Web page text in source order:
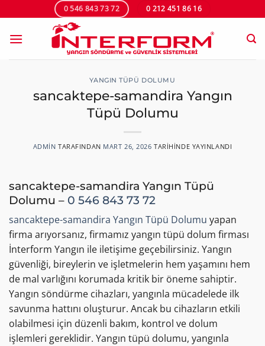
atla
0 546 843 73 72 0 212 451 86 16
YANGIN TÜPÜ DOLUMU
sancaktepe-samandira Yangın
Tüpü Dolumu
ADMIN TARAFINDAN MART 26, 2026 TARIHINDE YAYINLANDI
sancaktepe-samandira Yangın Tüpü
Dolumu – 0 546 843 73 72
sancaktepe-samandira Yangın Tüpü Dolumu yapan
firma arıyorsanız, firmamız yangın tüpü dolum firması
İnterform Yangın ile iletişime geçebilirsiniz. Yangın
güvenliği, bireylerin ve işletmelerin hem yaşamını hem
de mal varlığını korumada kritik bir öneme sahiptir.
Yangın söndürme cihazları, yangınla mücadelede ilk
savunma hattını oluşturur. Ancak bu cihazların etkili
olabilmesi için düzenli bakım, kontrol ve dolum
işlemleri gereklidir. Yangın tüpü dolumu, yangınla